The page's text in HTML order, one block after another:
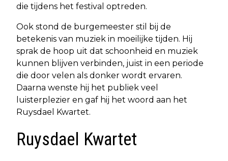
die tijdens het festival optreden.
Ook stond de burgemeester stil bij de
betekenis van muziek in moeilijke tijden. Hij
sprak de hoop uit dat schoonheid en muziek
kunnen blijven verbinden, juist in een periode
die door velen als donker wordt ervaren.
Daarna wenste hij het publiek veel
luisterplezier en gaf hij het woord aan het
Ruysdael Kwartet.
Ruysdael Kwartet